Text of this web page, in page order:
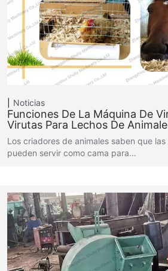
Noticias
Funciones De La Máquina De
Virutas Para Lechos De
Los criadores de animales saben que
pueden servir como cama para…